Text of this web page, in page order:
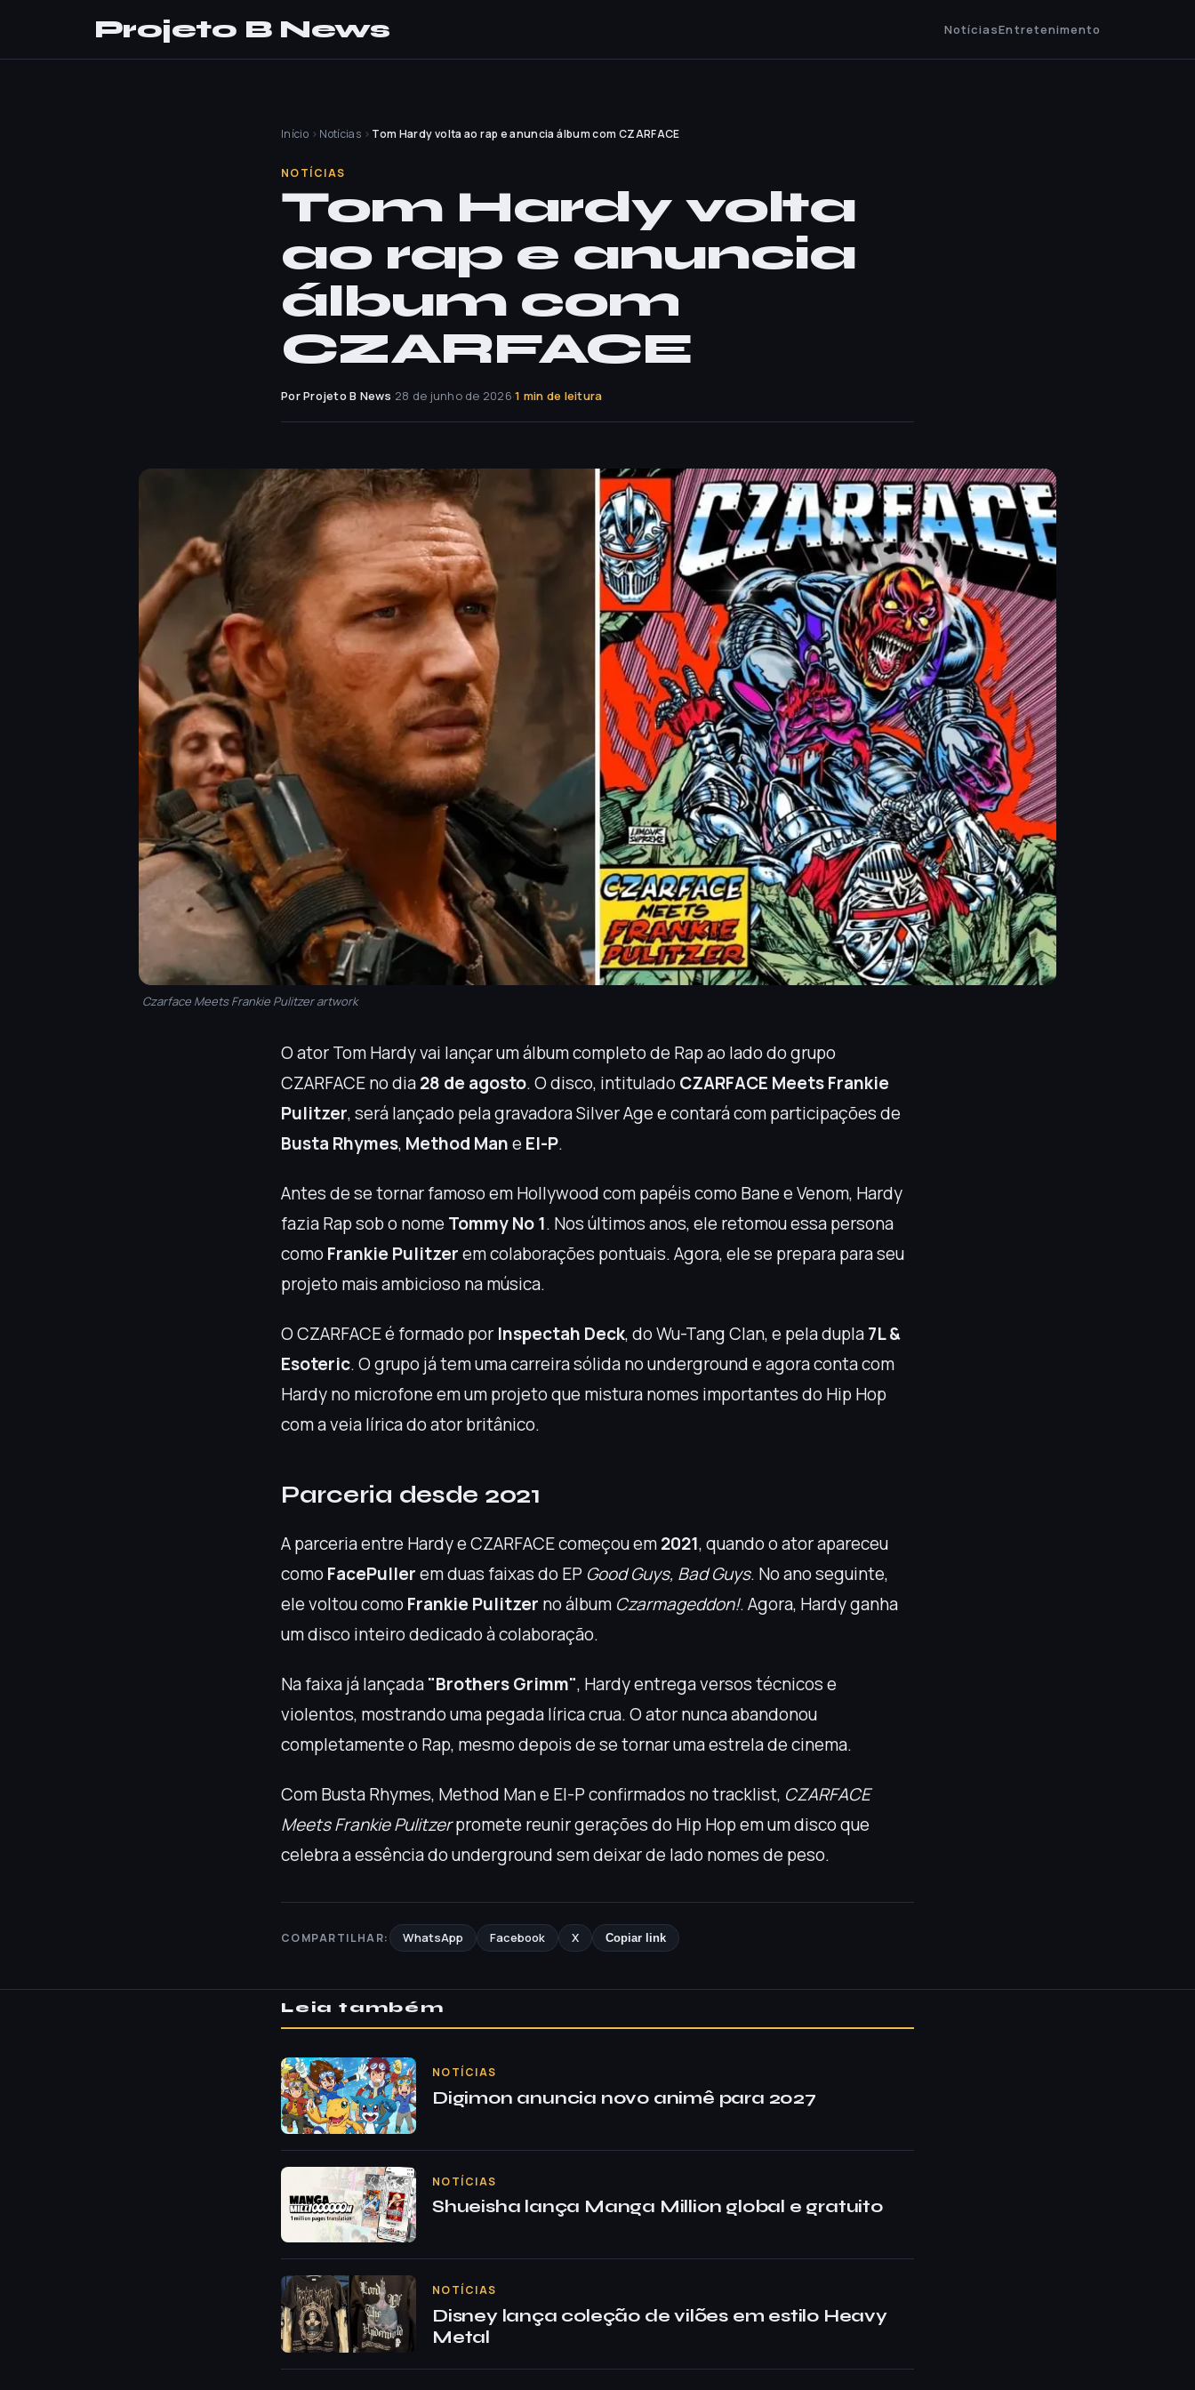
Projeto B News NotíciasEntretenimento
Início › Notícias › Tom Hardy volta ao rap e anuncia álbum com CZARFACE
NOTÍCIAS
Tom Hardy volta
ao rap e anuncia
álbum com
CZARFACE
Por Projeto B News·28 de junho de 2026·1 min de leitura
Czarface Meets Frankie Pulitzer artwork
O ator Tom Hardy vai lançar um álbum completo de Rap ao lado do grupo
CZARFACE no dia28 de agosto. O disco, intituladoCZARFACE Meets Frankie
Pulitzer, será lançado pela gravadora Silver Age e contará com participações de
Busta Rhymes, Method Mane El-P.
Antes de se tornar famoso em Hollywood com papéis como Bane e Venom, Hardy
fazia Rap sob o nome Tommy No 1. Nos últimos anos, ele retomou essa persona
comoFrankie Pulitzerem colaborações pontuais. Agora, ele se prepara para seu
projeto mais ambicioso na música.
O CZARFACE é formado por Inspectah Deck, do Wu-Tang Clan, e pela dupla7L &
Esoteric. O grupo já tem uma carreira sólida no underground e agora conta com
Hardy no microfone em um projeto que mistura nomes importantes do Hip Hop
com a veia lírica do ator britânico.
Parceria desde 2021
A parceria entre Hardy e CZARFACE começou em2021, quando o ator apareceu
comoFacePullerem duas faixas do EP Good Guys, Bad Guys. No ano seguinte,
ele voltou comoFrankie Pulitzer no álbum Czarmageddon!. Agora, Hardy ganha
um disco inteiro dedicado à colaboração.
Na faixa já lançada"Brothers Grimm", Hardy entrega versos técnicos e
violentos, mostrando uma pegada lírica crua. O ator nunca abandonou
completamente o Rap, mesmo depois de se tornar uma estrela de cinema.
Com Busta Rhymes, Method Man e El-P confirmados no tracklist, CZARFACE
Meets Frankie Pulitzerpromete reunir gerações do Hip Hop em um disco que
celebra a essência do underground sem deixar de lado nomes de peso.
COMPARTILHAR: WhatsApp Facebook X Copiar link
Leia também
NOTÍCIAS
Digimon anuncia novo animê para 2027
NOTÍCIAS
Shueisha lança Manga Million global e gratuito
NOTÍCIAS
Disney lança coleção de vilões em estilo Heavy
Metal